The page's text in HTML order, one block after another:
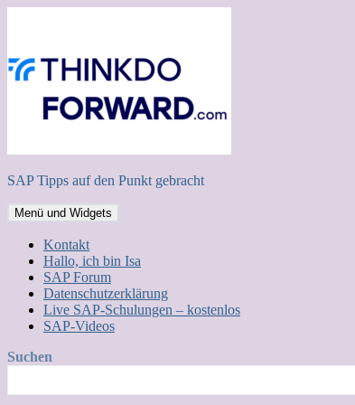
SAP Tipps auf den Punkt gebracht
Menü und Widgets
Kontakt
Hallo, ich bin Isa
SAP Forum
Datenschutzerklärung
Live SAP-Schulungen – kostenlos
SAP-Videos
Suchen